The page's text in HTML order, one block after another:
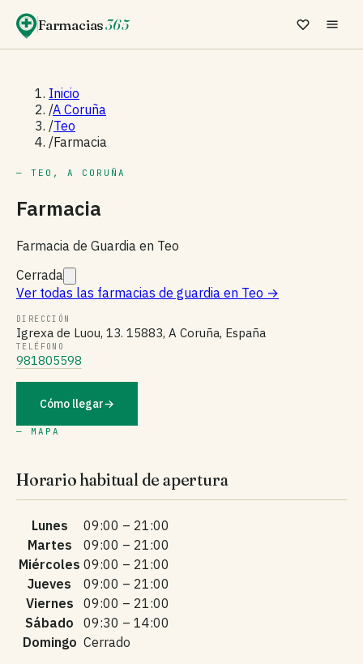
Farmacias365
Inicio
/A Coruña
/Teo
/Farmacia
— TEO, A CORUÑA
Farmacia
Farmacia de Guardia en Teo
Cerrada
Ver todas las farmacias de guardia en Teo →
DIRECCIÓN
Igrexa de Luou, 13. 15883, A Coruña, España
TELÉFONO
981805598
Cómo llegar→
— MAPA
Horario habitual de apertura
Lunes
09:00 – 21:00
Martes
09:00 – 21:00
Miércoles 09:00 – 21:00
Jueves
09:00 – 21:00
Viernes
09:00 – 21:00
Sábado
09:30 – 14:00
Domingo Cerrado